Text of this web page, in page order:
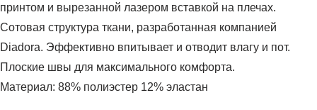
принтом и вырезанной лазером вставкой на плечах.
Сотовая структура ткани, разработанная компанией
Diadora. Эффективно впитывает и отводит влагу и пот.
Плоские швы для максимального комфорта.
Материал: 88% полиэстер 12% эластан